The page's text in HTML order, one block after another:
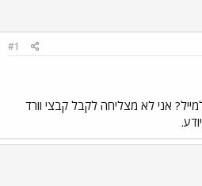
#1
אני לא מצליחה לקבל קבצי וורד